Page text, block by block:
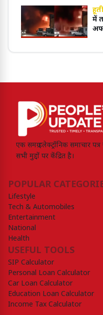
में
एक समग्र इलेक्ट्रॉनिक समाचार
सभी मुद्दों पर केंद्रित है।
POPULAR
Lifestyle
Tech & Automobiles
Entertainment
National
Health
USEFUL TOOLS
SIP Calculator
Personal Loan Calculator
Car Loan Calculator
Education Loan Calculator
Income Tax Calculator